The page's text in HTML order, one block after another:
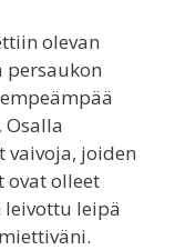
olevan
persaukon
vaivoja, joiden
ovat olleet
leivottu leipä